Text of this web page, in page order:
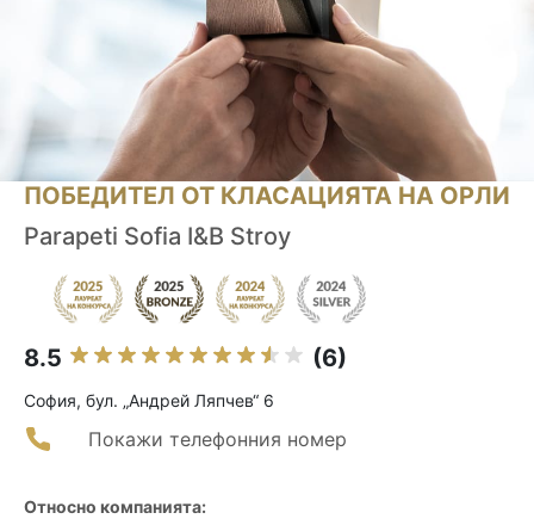
ПОБЕДИТЕЛ ОТ КЛАСАЦИЯТА НА ОРЛИ
Parapeti Sofia I&B Stroy
8.5 (6)
София, бул. „Андрей Ляпчев“ 6
Покажи телефонния номер
Относно компанията: